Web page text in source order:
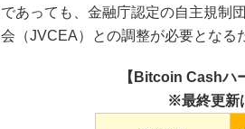
であっても、金融庁認定の自主規制
会（JVCEA）との調整が必要となる
【Bitcoin Cashハ
※最終更新